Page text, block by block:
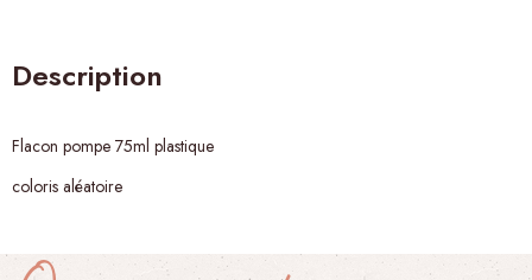
Description
Flacon pompe 75ml plastique
coloris aléatoire